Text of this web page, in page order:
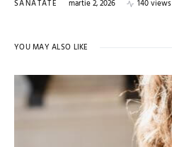
SANATATE martie 2, 2026 140 views
YOU MAY ALSO LIKE